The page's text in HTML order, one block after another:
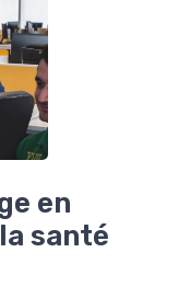
en
santé